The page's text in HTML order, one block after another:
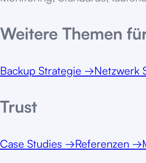
Weitere Themen
Backup Strategie →Netzwerk
Trust
Case Studies →Referenzen →